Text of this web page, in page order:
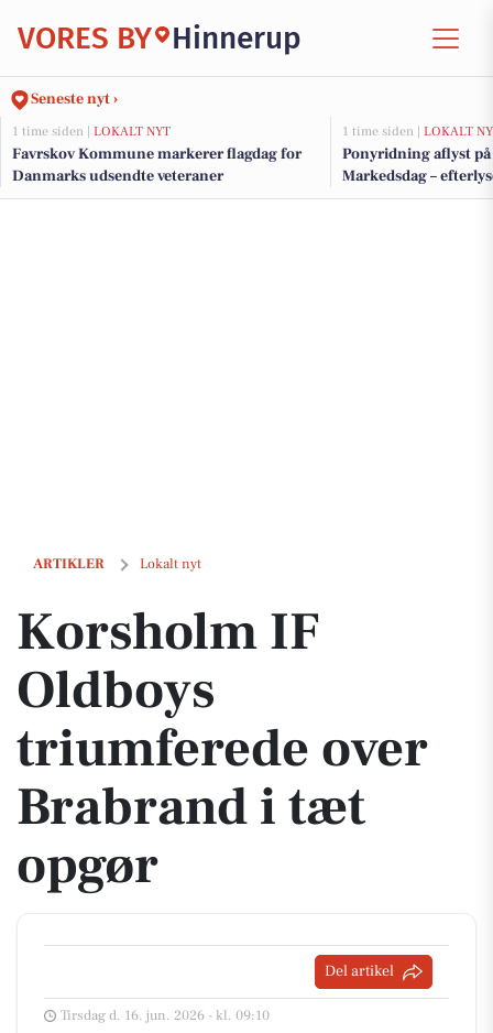
VORES BY Hinnerup
Seneste nyt ›
1 time siden | LOKALT NYT
Favrskov Kommune markerer flagdag for
Danmarks udsendte veteraner
1 time siden | LOKALT
Ponyridning aflyst
Markedsdag –
ARTIKLER Lokalt nyt
Korsholm IF Oldboys triumferede over Brabrand i tæt opgør
Korsholm IF
Oldboys
triumferede over
Brabrand i tæt
opgør
Del artikel
Tirsdag d. 16. jun. 2026 - kl. 09:10